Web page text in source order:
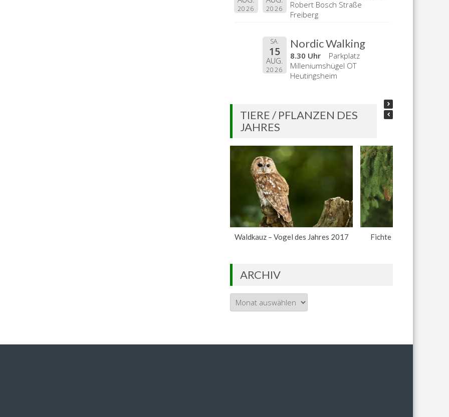
2026 2026
Robert Bosch Straße
Freiberg
SA.
15
AUG.
2026
Nordic Walking
8.30 Uhr
Parkplatz
Milleniumshügel OT
Heutingsheim
TIERE / PFLANZEN DES
JAHRES
Waldkauz – Vogel des Jahres 2017 Fichte – Baum des
ARCHIV
Archiv